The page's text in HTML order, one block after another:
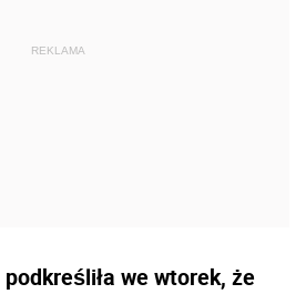
podkreśliła we wtorek, że